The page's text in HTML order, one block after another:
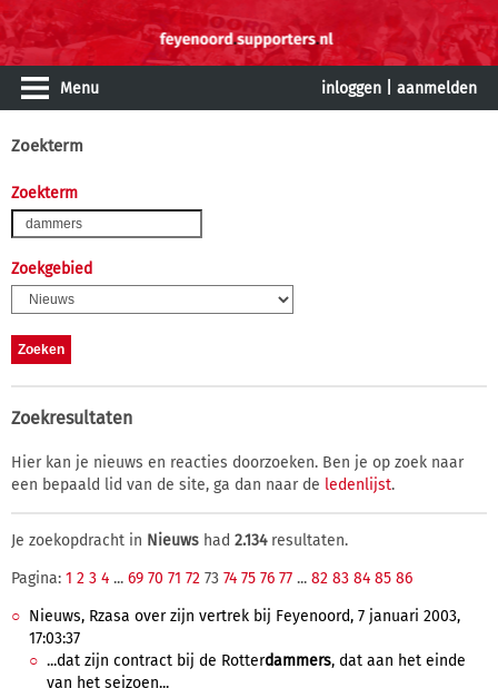
Menu inloggen aanmelden
Zoekterm
Zoekterm
Zoekgebied
Zoekresultaten
Hier kan je nieuws en reacties doorzoeken. Ben je op zoek naar
een bepaald lid van de site, ga dan naar de ledenlijst.
Je zoekopdracht in Nieuws had 2.134resultaten.
Pagina: 1 2 3 4 ... 69 70 71 72 73 74 75 76 77 ... 82 83 84 85 86
Nieuws, Rzasa over zijn vertrek bij Feyenoord, 7 januari 2003,
17:03:37
...dat zijn contract bij de Rotterdammers, dat aan het einde
van het seizoen...